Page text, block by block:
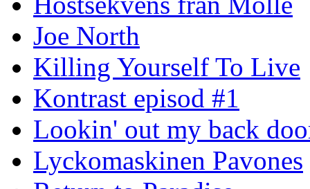
Joe North
Killing Yourself To Live
Kontrast episod #1
Lookin' out my back
Lyckomaskinen Pavones